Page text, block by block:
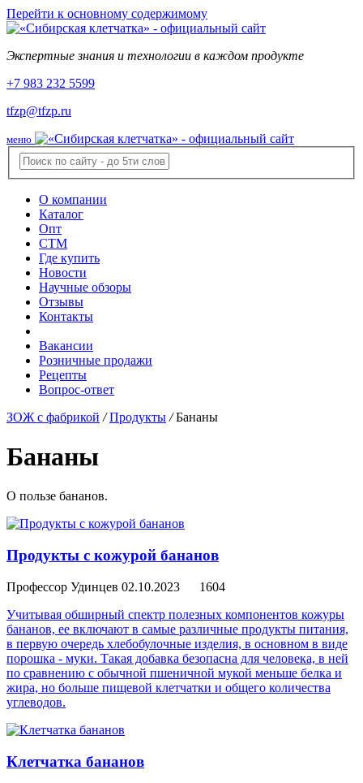
Перейти к основному содержимому
Экспертные знания и технологии в каждом продукте
+7 983 232 5599
tfzp@tfzp.ru
меню
О компании
Каталог
Опт
СТМ
Где купить
Новости
Научные обзоры
Отзывы
Контакты
Вакансии
Розничные продажи
Рецепты
Вопрос-ответ
ЗОЖ с фабрикой / Продукты / Бананы
Бананы
О пользе бананов.
Продукты с кожурой бананов
Профессор Удинцев 02.10.2023
1604
Учитывая обширный спектр полезных компонентов кожуры
бананов, ее включают в самые различные продукты питания,
в первую очередь хлебобулочные изделия, в основном в виде
порошка - муки. Такая добавка безопасна для человека, в ней
по сравнению с обычной пшеничной мукой меньше белка и
жира, но больше пищевой клетчатки и общего количества
углеводов.
Клетчатка бананов